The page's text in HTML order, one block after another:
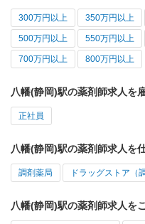
300万円以上 350万円以上
500万円以上 550万円以上
700万円以上 800万円以上
八幡(静岡)駅の薬剤師求人を
正社員
八幡(静岡)駅の薬剤師求人を
調剤薬局 ドラッグストア（
八幡(静岡)駅の薬剤師求人を